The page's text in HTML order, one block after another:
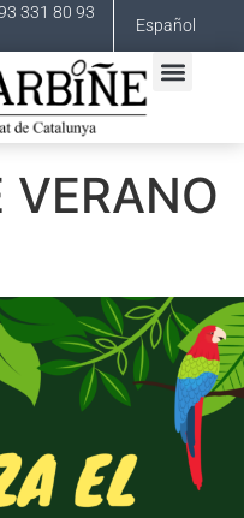
Español
331 80 93
VERANO